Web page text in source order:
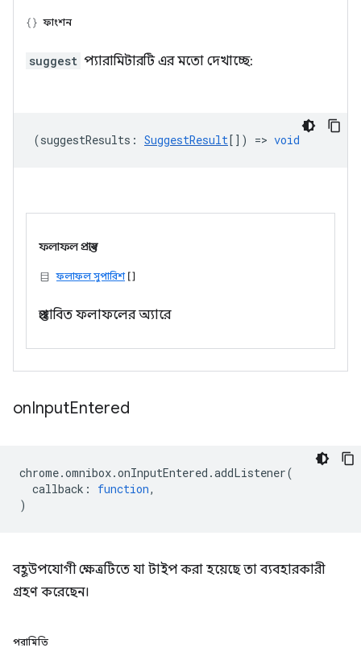
ফাংশন
suggest প্যারামিটারটি এর মতো দেখাচ্ছে:
(suggestResults : SuggestResult[]) => void
ফলাফল প্রস্তাব
ফলাফল সুপারিশ[]
প্রস্তাবিত ফলাফলের অ্যারে
onInputEntered
chrome.omnibox.onInputEntered .addListener(
callback : function,
)
বহূউপযোগী ক্ষেত্রটিতে যা টাইপ করা হয়েছে তা ব্যবহারকারী
গ্রহণ করেছেন।
পরামিতি